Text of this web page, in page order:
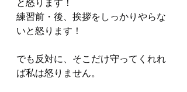
と怒ります！
練習前・後、挨拶をしっかりやらな
いと怒ります！
でも反対に、そこだけ守ってくれれ
ば私は怒りません。